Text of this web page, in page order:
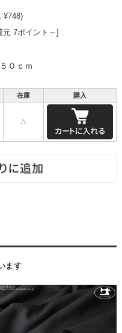
¥748)
元 7ポイント～]
０ｃｍ
在庫 購入
△
ます